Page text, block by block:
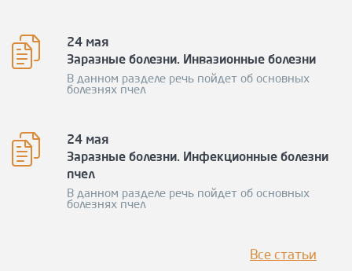
24 мая
Заразные болезни. Инвазионные болезни
В данном разделе речь пойдет об основных
болезнях пчел
24 мая
Заразные болезни. Инфекционные болезни
пчел
В данном разделе речь пойдет об основных
болезнях пчел
Все статьи